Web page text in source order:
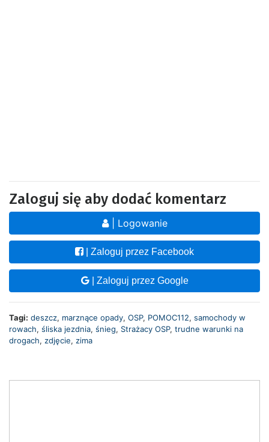
Zaloguj się aby dodać komentarz
| Logowanie
| Zaloguj przez Facebook
| Zaloguj przez Google
Tagi: deszcz, marznące opady, OSP, POMOC112, samochody w
rowach, śliska jezdnia, śnieg, Strażacy OSP, trudne warunki na
drogach, zdjęcie, zima